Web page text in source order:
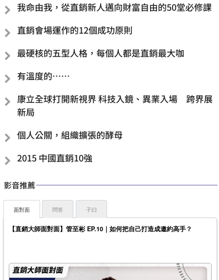
我命由我，從直銷新人邁向財富自由的50堂必修課
直銷會場運作的12個成功原則
最硬核的五型人格，每個人都是直銷最大咖
有溫度的……
康立全球打開新視界 科技入鏡、異業入場 跨界展
新局
個人公關，組織擴張的酵母
2015 中國直銷10強
影音推薦
面對面
【直銷大師面對面】管至彬 EP.10｜如何把自己打造成邀約高手？
問答 子曰